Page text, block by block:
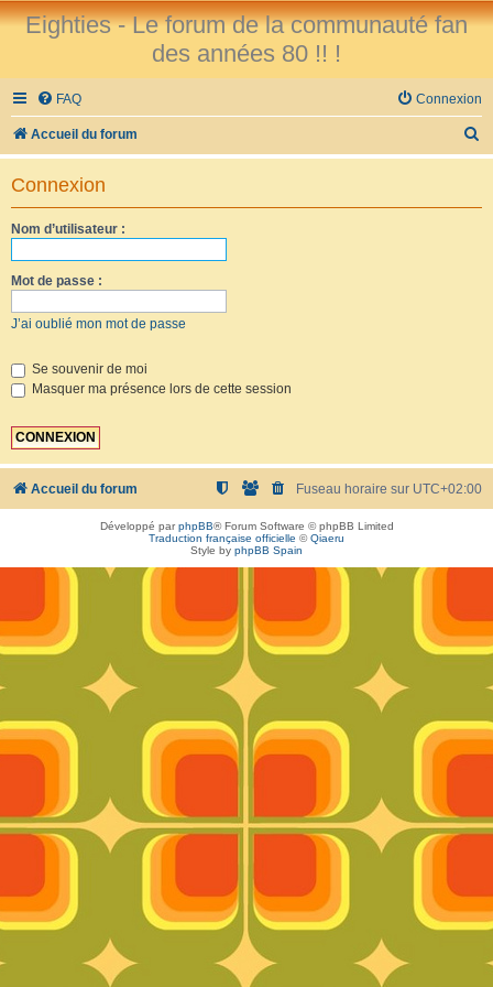
Eighties - Le forum de la communauté fan
des années 80 !! !
FAQ Connexion
Accueil du forum
e
Connexion
Nom d’utilisateur :
Mot de passe :
J’ai oublié mon mot de passe
Se souvenir de moi
Masquer ma présence lors de cette session
Accueil du forum Fuseau horaire sur UTC+02:00
Développé parphpBB® Forum Software © phpBB Limited
Traduction française officielle ©Qiaeru
Style by phpBB Spain